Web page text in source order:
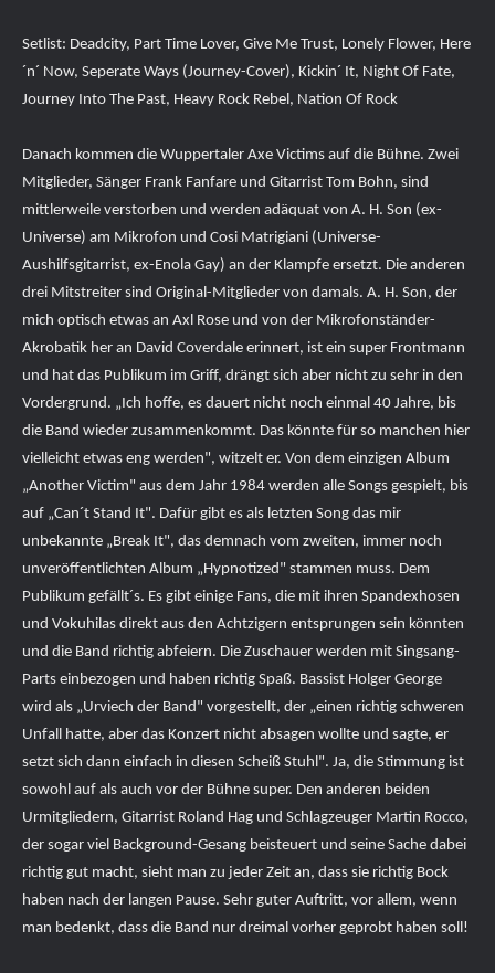
Setlist: Deadcity, Part Time Lover, Give Me Trust, Lonely Flower, Here
´n´ Now, Seperate Ways (Journey-Cover), Kickin´ It, Night Of Fate,
Journey Into The Past, Heavy Rock Rebel, Nation Of Rock
Danach kommen die Wuppertaler Axe Victims auf die Bühne. Zwei
Mitglieder, Sänger Frank Fanfare und Gitarrist Tom Bohn, sind
mittlerweile verstorben und werden adäquat von A. H. Son (ex-
Universe) am Mikrofon und Cosi Matrigiani (Universe-
Aushilfsgitarrist, ex-Enola Gay) an der Klampfe ersetzt. Die anderen
drei Mitstreiter sind Original-Mitglieder von damals. A. H. Son, der
mich optisch etwas an Axl Rose und von der Mikrofonständer-
Akrobatik her an David Coverdale erinnert, ist ein super Frontmann
und hat das Publikum im Griff, drängt sich aber nicht zu sehr in den
Vordergrund. „Ich hoffe, es dauert nicht noch einmal 40 Jahre, bis
die Band wieder zusammenkommt. Das könnte für so manchen hier
vielleicht etwas eng werden", witzelt er. Von dem einzigen Album
„Another Victim" aus dem Jahr 1984 werden alle Songs gespielt, bis
auf „Can´t Stand It". Dafür gibt es als letzten Song das mir
unbekannte „Break It", das demnach vom zweiten, immer noch
unveröffentlichten Album „Hypnotized" stammen muss. Dem
Publikum gefällt´s. Es gibt einige Fans, die mit ihren Spandexhosen
und Vokuhilas direkt aus den Achtzigern entsprungen sein könnten
und die Band richtig abfeiern. Die Zuschauer werden mit Singsang-
Parts einbezogen und haben richtig Spaß. Bassist Holger George
wird als „Urviech der Band" vorgestellt, der „einen richtig schweren
Unfall hatte, aber das Konzert nicht absagen wollte und sagte, er
setzt sich dann einfach in diesen Scheiß Stuhl". Ja, die Stimmung ist
sowohl auf als auch vor der Bühne super. Den anderen beiden
Urmitgliedern, Gitarrist Roland Hag und Schlagzeuger Martin Rocco,
der sogar viel Background-Gesang beisteuert und seine Sache dabei
richtig gut macht, sieht man zu jeder Zeit an, dass sie richtig Bock
haben nach der langen Pause. Sehr guter Auftritt, vor allem, wenn
man bedenkt, dass die Band nur dreimal vorher geprobt haben soll!